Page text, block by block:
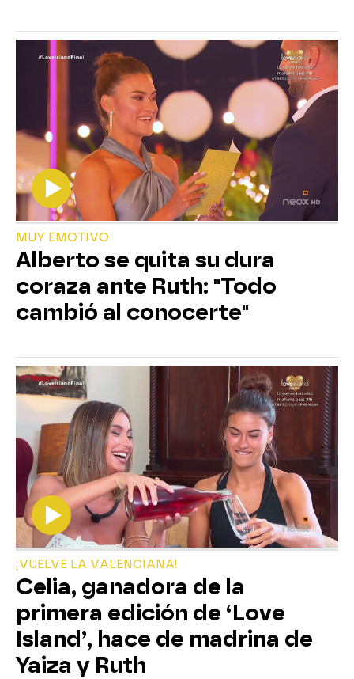
MUY EMOTIVO
Alberto se quita su dura
coraza ante Ruth: "Todo
cambió al conocerte"
¡VUELVE LA VALENCIANA!
Celia, ganadora de la
primera edición de ‘Love
Island’, hace de madrina de
Yaiza y Ruth